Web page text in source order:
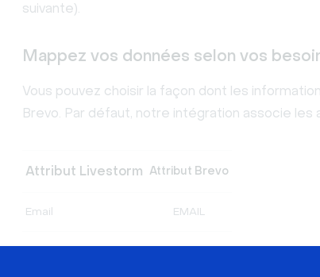
suivante).
Mappez vos données selon vos
Vous pouvez choisir la façon dont les
Brevo. Par défaut, notre intégration associe les
Attribut Livestorm Attribut Brevo
Email EMAIL
Prénom FIRST_NAME